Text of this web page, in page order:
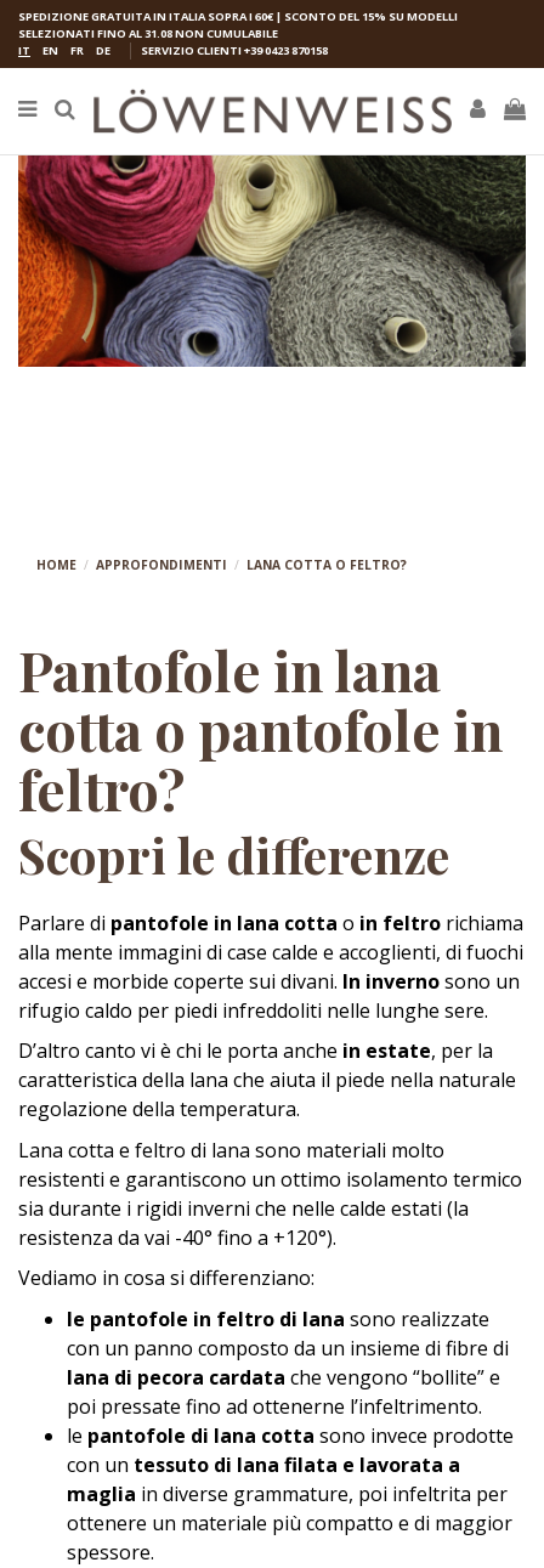
SPEDIZIONE GRATUITA IN ITALIA SOPRA I 60€ | SCONTO DEL 15% SU MODELLI
SELEZIONATI FINO AL 31.08 NON CUMULABILE
IT
EN FR DE SERVIZIO CLIENTI+39 0423 870158
HOME APPROFONDIMENTI LANA COTTA O FELTRO?
Scopri le differenze
Parlare di pantofole in lana cotta o in feltro richiama
alla mente immagini di case calde e accoglienti, di fuochi
accesi e morbide coperte sui divani. In invernosono un
rifugio caldo per piedi infreddoliti nelle lunghe sere.
D’altro canto vi è chi le porta anche in estate, per la
caratteristica della lana che aiuta il piede nella naturale
regolazione della temperatura.
Lana cotta e feltro di lana sono materiali molto
resistenti e garantiscono un ottimo isolamento termico
sia durante i rigidi inverni che nelle calde estati (la
resistenza da vai -40° fino a +120°).
Vediamo in cosa si differenziano:
le pantofole in feltro di lana sono realizzate
con un panno composto da un insieme di fibre di
lana di pecora cardata che vengono “bollite” e
poi pressate fino ad ottenerne l’infeltrimento.
le pantofole di lana cotta sono invece prodotte
con un tessuto di lana filata e lavorata a
maglia in diverse grammature, poi infeltrita per
ottenere un materiale più compatto e di maggior
spessore.
Pantofole in lana
cotta o pantofole in
feltro?